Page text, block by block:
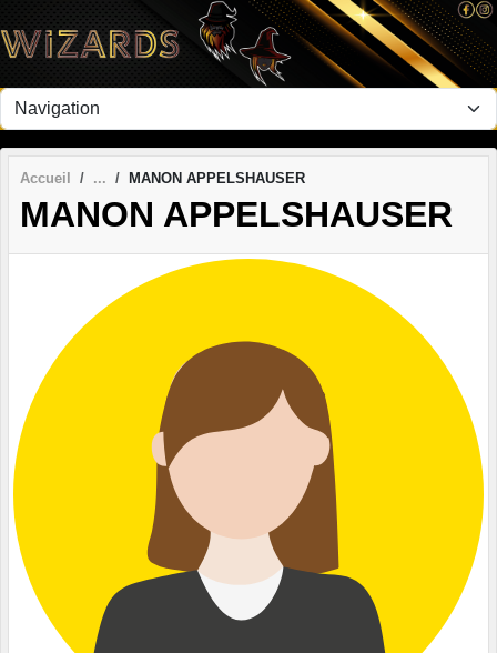
Accueil MANON APPELSHAUSER
MANON APPELSHAUSER
Panneau de gestion des cookies